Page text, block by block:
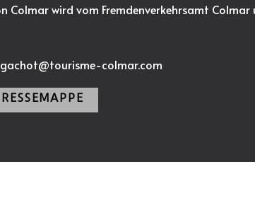
Colmar wird vom Fremdenverkehrsamt
colmar.com